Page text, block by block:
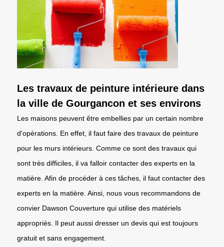
Les travaux de peinture intérieure dans
la ville de Gourgancon et ses environs
Les maisons peuvent être embellies par un certain nombre
d'opérations. En effet, il faut faire des travaux de peinture
pour les murs intérieurs. Comme ce sont des travaux qui
sont très difficiles, il va falloir contacter des experts en la
matière. Afin de procéder à ces tâches, il faut contacter des
experts en la matière. Ainsi, nous vous recommandons de
convier Dawson Couverture qui utilise des matériels
appropriés. Il peut aussi dresser un devis qui est toujours
gratuit et sans engagement.